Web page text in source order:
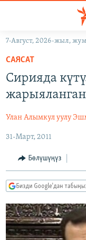
Навигацияга
өтүңүз
Издөөгө
салыңызКЫРГЫЗСТАН
ЭКОНОМИКА
МАДАНИЯТ
ДҮЙНӨ
БОРБОР АЗИЯ
УКРАИНА
АТАЙЫН ИЛИКТӨӨ
ТВ ПРОГРАММАЛАР
БҮГҮН АЗАТТЫКТА
БИЗ ЖАНА ДҮЙНӨ
ДАНИСТЕ
ЭЖЕ-СИҢДИЛЕР
ПОДКАСТ
ӨЗГӨЧӨ ПИКИР
ОНЛАЙН ШЕРИНЕ
7-Август, 2026-жыл,
САЯСАТ
Cирияда
Улан Алымкул уулу
31-Март, 2011
Бөлүшүңүз
Бизди Google'дан